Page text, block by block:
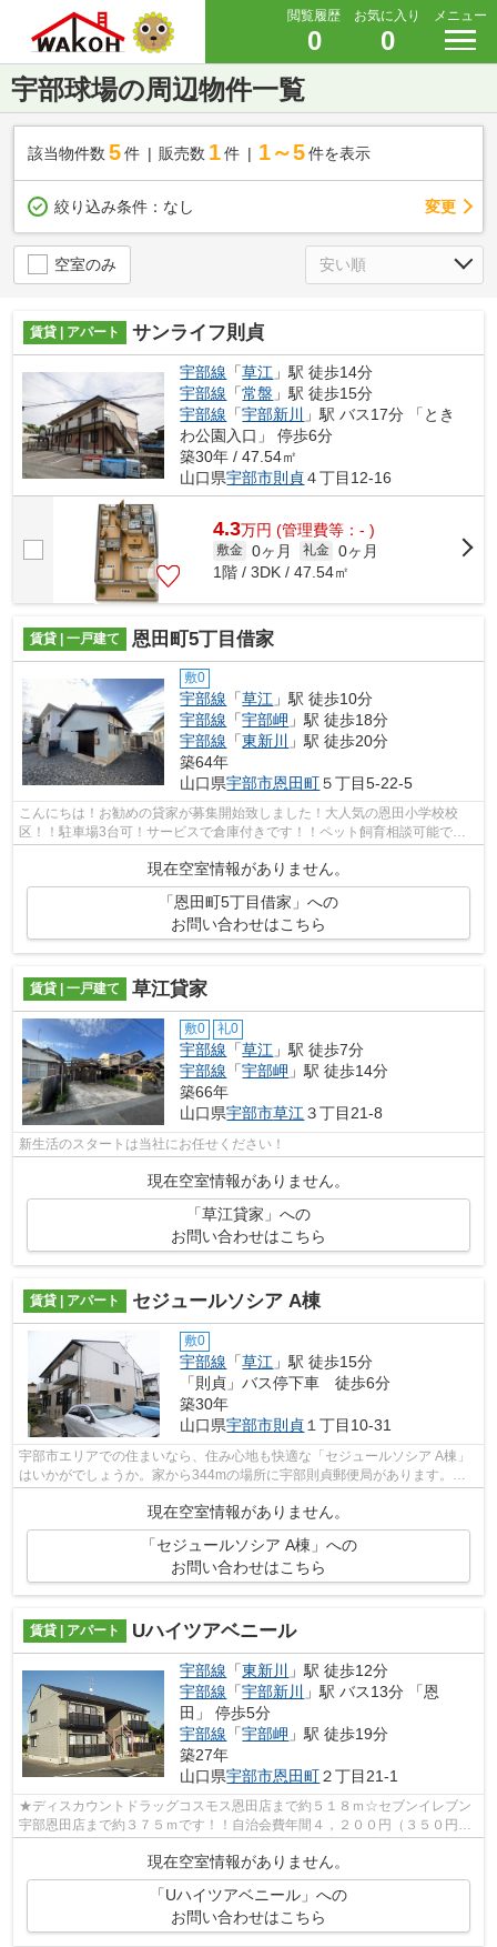
閲覧履歴
0
お気に入り
0
メニュー
宇部球場の周辺物件一覧
該当物件数 5件 販売数 1 件 1～5 件を表示
絞り込み条件： なし 変更
空室のみ
賃貸 | アパート サンライフ則貞
宇部線 「草江 」駅 徒歩14分
宇部線 「常盤 」駅 徒歩15分
宇部線 「宇部新川
」駅 バス17分 「とき
わ公園入口」 停歩6分
築30年 / 47.54㎡
山口県宇部市則貞４丁目12-16
4.3万円 (管理費等：- )
敷金 0ヶ月 礼金 0ヶ月
1階 / 3DK / 47.54㎡
賃貸 | 一戸建て 恩田町5丁目借家
敷0
宇部線 「草江 」駅 徒歩10分
宇部線 「宇部岬 」駅 徒歩18分
宇部線 「東新川
」駅 徒歩20分
築64年
山口県宇部市恩田町５丁目5-22-5
こんにちは！お勧めの貸家が募集開始致しました！大人気の恩田小学校校
区！！駐車場3台可！サービスで倉庫付きです！！ペット飼育相談可能で
現在空室情報がありません。
「恩田町5丁目借家」への
お問い合わせはこちら
賃貸 | 一戸建て 草江貸家
敷0 礼0
宇部線 「草江 」駅 徒歩7分
宇部線 「宇部岬 」駅 徒歩14分
築66年
山口県宇部市草江 ３丁目21-8
新生活のスタートは当社にお任せください！
現在空室情報がありません。
「草江貸家」への
お問い合わせはこちら
賃貸 | アパート セジュールソシア A棟
敷0
宇部線 「草江 」駅 徒歩15分
「則貞」バス停下車 徒歩6分
築30年
山口県宇部市則貞 １丁目10-31
宇部市エリアでの住まいなら、住み心地も快適な「セジュールソシア A棟」
はいかがでしょうか。家から344mの場所に宇部則貞郵便局があります。駐
車場がご利用いただける物件です。生活...
現在空室情報がありません。
「セジュールソシア A棟」への
お問い合わせはこちら
賃貸 | アパート Uハイツアベニール
宇部線 「東新川
」駅 徒歩12分
宇部線 「宇部新川
」駅 バス13分 「恩
田」 停歩5分
宇部線 「宇部岬 」駅 徒歩19分
築27年
山口県宇部市恩田町２丁目21-1
★ディスカウントドラッグコスモス恩田店まで約５１８ｍ☆セブンイレブン
宇部恩田店まで約３７５ｍです！！自治会費年間４，２００円（３５０円／
現在空室情報がありません。
「Uハイツアベニール」への
お問い合わせはこちら